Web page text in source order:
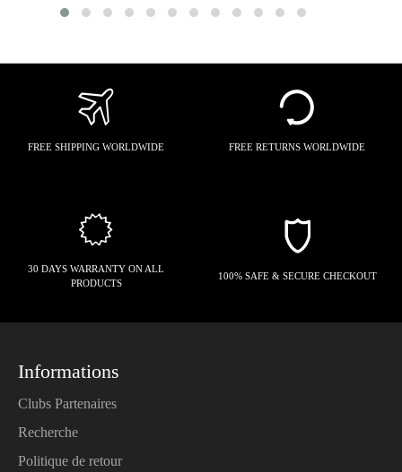
FREE SHIPPING WORLDWIDE FREE RETURNS WORLDWIDE
30 DAYS WARRANTY ON ALL
PRODUCTS
100% SAFE & SECURE CHECKOUT
Informations
Clubs Partenaires
Recherche
Politique de retour